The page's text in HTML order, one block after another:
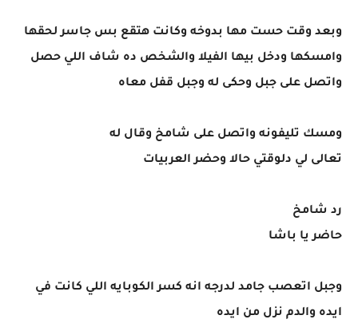
وبعد وقت حست مها بدوخه وكانت هتقع بس جاسر لحقها
وامسكها ودخل بيها الفيلا والشخص ده شاف اللي حصل
واتصل على جبل وحكى له وجبل قفل معاه
ومسك تليفونه واتصل على شامخ وقال له
تعالى لي دلوقتي حالا وحضر العربيات
رد شامخ
حاضر يا باشا
وجبل اتعصب جامد لدرجه انه كسر الكوبايه اللي كانت في
ايده والدم نزل من ايده